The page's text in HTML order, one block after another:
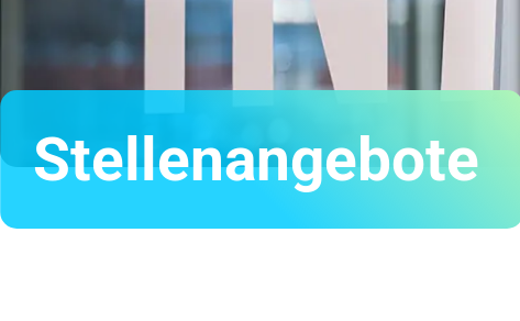
Stellenangebote